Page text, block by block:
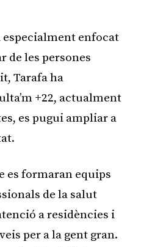
especialment enfocat
de les persones
Tarafa ha
+22, actualment
es pugui ampliar a
es formaran equips
de la salut
a residències i
per a la gent gran.